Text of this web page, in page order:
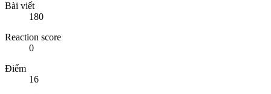
Bài viết
180
Reaction score
0
Điểm
16